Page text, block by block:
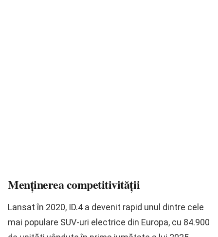
Menținerea competitivității
Lansat în 2020, ID.4 a devenit rapid unul dintre cele
mai populare SUV-uri electrice din Europa, cu 84.900